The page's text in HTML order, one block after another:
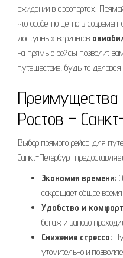
ожидании в аэропортах!
что особенно ценно в
доступных вариантов
на прямые рейсы позволит
путешествие, будь то
Преимущества
Ростов –
Выбор прямого рейса для
Санкт-Петербург
Экономия времени:
сокращает общее время
Удобство и
багаж и заново
Снижение стресса:
утомительно и